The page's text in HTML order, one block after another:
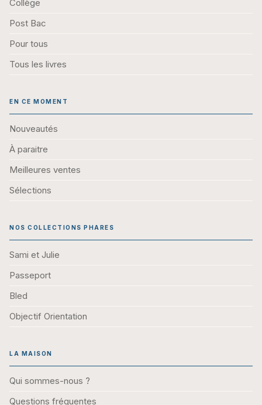
Collège
Post Bac
Pour tous
Tous les livres
EN CE MOMENT
Nouveautés
À paraitre
Meilleures ventes
Sélections
NOS COLLECTIONS PHARES
Sami et Julie
Passeport
Bled
Objectif Orientation
LA MAISON
Qui sommes-nous ?
Questions fréquentes